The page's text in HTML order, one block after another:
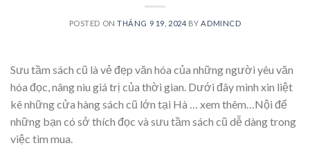
POSTED ONTHÁNG 9 19, 2024 BY ADMINCD
Sưu tầm sách cũ là vẻ đẹp văn hóa của những người yêu văn
hóa đọc, nâng niu giá trị của thời gian. Dưới đây mình xin liệt
kê những cửa hàng sách cũ lớn tại Hà
… xem thêm… Nội để
những bạn có sở thích đọc và sưu tầm sách cũ dễ dàng trong
việc tìm mua.